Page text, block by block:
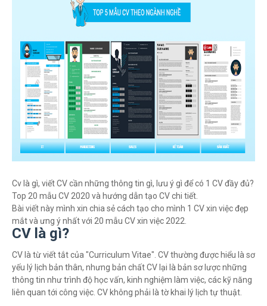
Cv là gì, viết CV cần những thông tin gì, lưu ý gì để có 1 CV đầy đủ?
Top 20 mẫu CV 2020 và hướng dẫn tạo CV chi tiết.
Bài viết này mình xin chia sẻ cách tạo cho mình 1 CV xin việc đẹp
mắt và ưng ý nhất với 20 mẫu CV xin việc 2022.
CV là gì?
CV là từ viết tắt của "Curriculum Vitae". CV thường được hiểu là sơ
yếu lý lịch bản thân, nhưng bản chất CV lại là bản sơ lược những
thông tin như trình độ học vấn, kinh nghiệm làm việc, các kỹ năng
liên quan tới công việc. CV không phải là tờ khai lý lịch tự thuật.